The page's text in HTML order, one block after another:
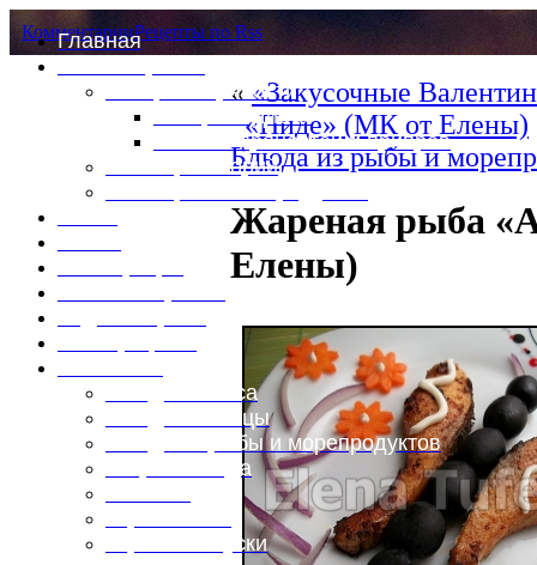
Главная
Специи и пряности
Специи и диета
Каталог пряностей и приправ
Таблица калорий
Блюда из мяса
Блюда из птицы
Блюда из рыбы и морепродуктов
Вторые блюда
Горячие закуски
КомментарииРецепты по Rss
««Закусочные
«Пиде» (МК от Елены)
Блюда из рыбы и
Жареная рыба
Елены)